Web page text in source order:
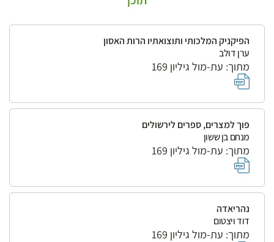
הפיקניק המלכותי ותוצואתיו הרות האסון
ערן דולב
מתוך: עת-מול גיליון 169
פוך למצרים, ספרים לירשולים
מנחם בן ששון
מתוך: עת-מול גיליון 169
נהריאדה
דוד ויצטום
מתוך: עת-מול גיליון 169